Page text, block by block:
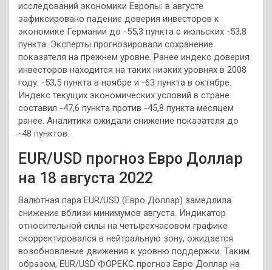
исследований экономики Европы: в августе
зафиксировано падение доверия инвесторов к
экономике Германии до -55,3 пункта с июльских -53,8
пункта. Эксперты прогнозировали сохранение
показателя на прежнем уровне. Ранее индекс доверия
инвесторов находится на таких низких уровнях в 2008
году: -53,5 пункта в ноябре и -63 пункта в октябре.
Индекс текущих экономических условий в стране
составил -47,6 пункта против -45,8 пункта месяцем
ранее. Аналитики ожидали снижение показателя до
-48 пунктов.
EUR/USD прогноз Евро Доллар
на 18 августа 2022
Валютная пара EUR/USD (Евро Доллар) замедлила
снижение вблизи минимумов августа. Индикатор
относительной силы на четырехчасовом графике
скорректировался в нейтральную зону, ожидается
возобновление движения к уровню поддержки. Таким
образом, EUR/USD ФОРЕКС прогноз Евро Доллар на